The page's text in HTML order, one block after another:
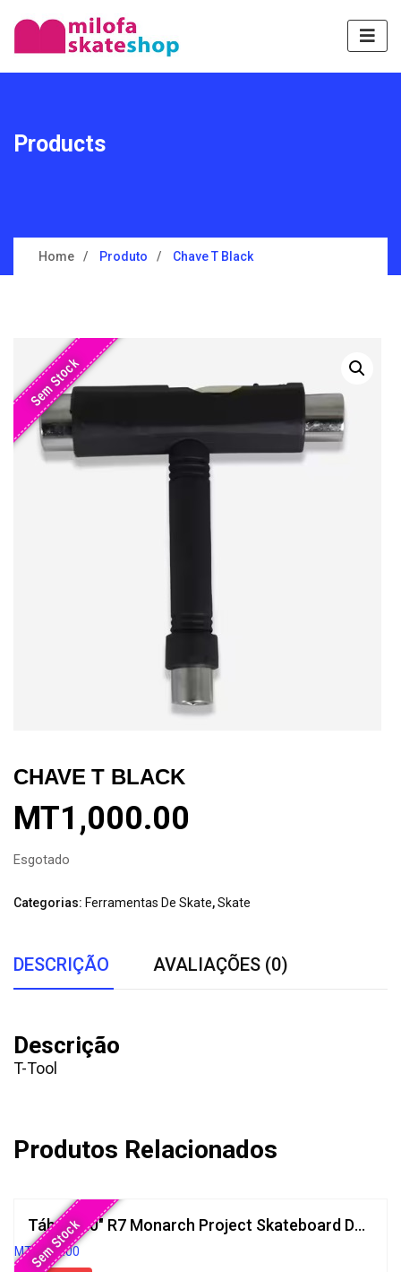
Products
Home Produto Chave T Black
Sem Stock
CHAVE T BLACK
MT1,000.00
Esgotado
Categorias: Ferramentas De Skate,Skate
DESCRIÇÃO AVALIAÇÕES (0)
Descrição
T-Tool
Produtos Relacionados
Sem Stock Tábua 8.0″ R7 Monarch Project Skateboard Decks Brown
MT5,500.00